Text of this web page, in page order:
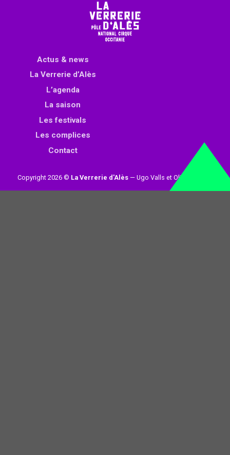
Actus & news
La Verrerie d’Alès
L’agenda
La saison
Les festivals
Les complices
Contact
Copyright 2026 © La Verrerie d'Alès— Ugo Valls et Olivier Loynet